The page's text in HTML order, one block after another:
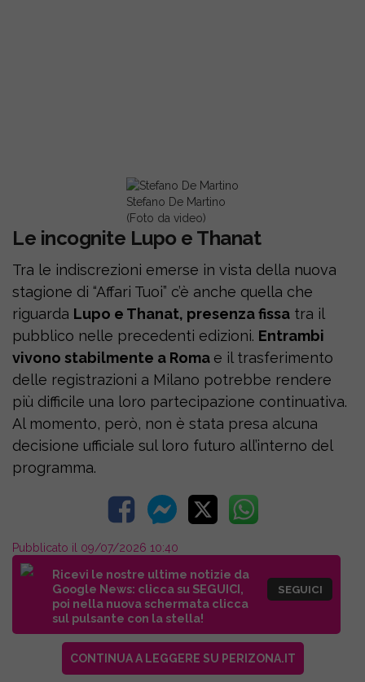
Stefano De Martino
(Foto da video)
Le incognite Lupo e Thanat
Tra le indiscrezioni emerse in vista della nuova
stagione di “Affari Tuoi” c’è anche quella che
riguarda Lupo e Thanat, presenza fissa tra il
pubblico nelle precedenti edizioni. Entrambi
vivono stabilmente a Roma e il trasferimento
delle registrazioni a Milano potrebbe rendere
più difficile una loro partecipazione continuativa.
Al momento, però, non è stata presa alcuna
decisione ufficiale sul loro futuro all’interno del
programma.
Pubblicato il 09/07/2026 10:40
Ricevi le nostre ultime notizie da
Google News: clicca su SEGUICI,
poi nella nuova schermata clicca
sul pulsante con la stella!
SEGUICI
CONTINUA A LEGGERE SU PERIZONA.IT